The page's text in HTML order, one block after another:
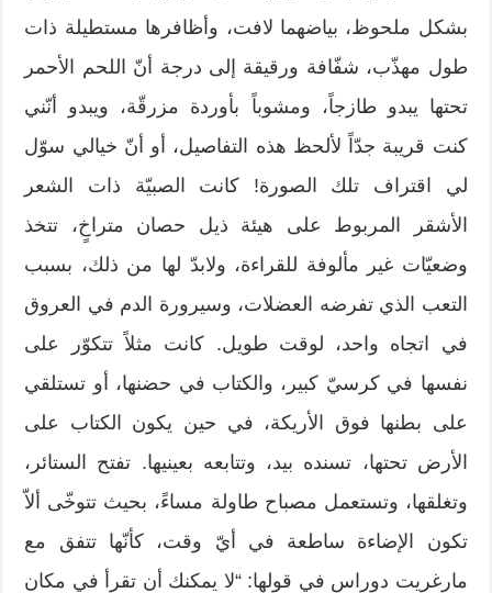
بشكل ملحوظ، بياضهما لافت، وأظافرها مستطيلة ذات
طول مهذّب، شفّافة ورقيقة إلى درجة أنّ اللحم الأحمر
تحتها يبدو طازجاً، ومشوباً بأوردة مزرقّة، ويبدو أنّني
كنت قريبة جدّاً لألحظ هذه التفاصيل، أو أنّ خيالي سوّل
لي اقتراف تلك الصورة! كانت الصبيّة ذات الشعر
الأشقر المربوط على هيئة ذيل حصان متراخٍ، تتخذ
وضعيّات غير مألوفة للقراءة، ولابدّ لها من ذلك، بسبب
التعب الذي تفرضه العضلات، وسيرورة الدم في العروق
في اتجاه واحد، لوقت طويل. كانت مثلاً تتكوّر على
نفسها في كرسيّ كبير، والكتاب في حضنها، أو تستلقي
على بطنها فوق الأريكة، في حين يكون الكتاب على
الأرض تحتها، تسنده بيد، وتتابعه بعينيها. تفتح الستائر،
وتغلقها، وتستعمل مصباح طاولة مساءً، بحيث تتوخّى ألاّ
تكون الإضاءة ساطعة في أيّ وقت، كأنّها تتفق مع
مارغريت دوراس في قولها: “لا يمكنك أن تقرأ في مكان